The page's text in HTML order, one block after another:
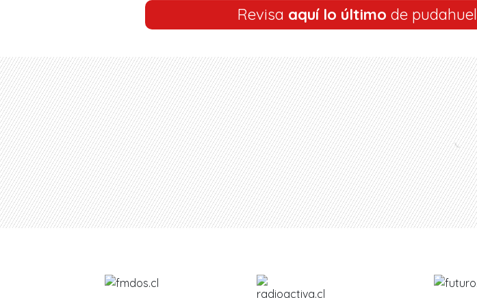
Revisa aquí lo último de